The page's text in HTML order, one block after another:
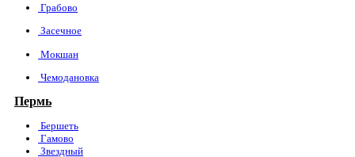
Грабово
Засечное
Мокшан
Чемодановка
Пермь
Бершеть
Гамово
Звездный